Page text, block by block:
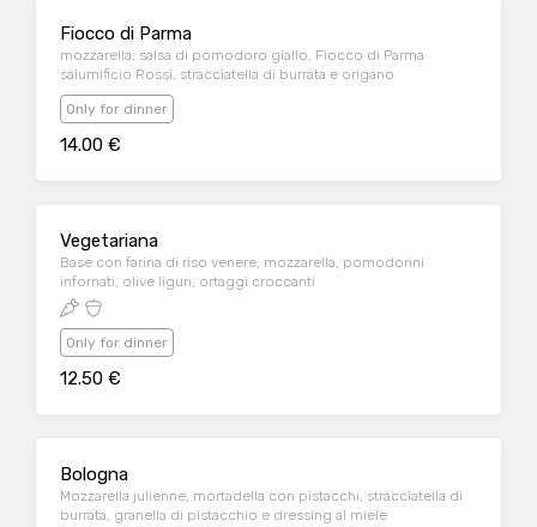
Fiocco di Parma
mozzarella, salsa di pomodoro giallo, Fiocco di Parma
salumificio Rossi, stracciatella di burrata e origano
Only for dinner
14.00 €
Vegetariana
Base con farina di riso venere, mozzarella, pomodorini
infornati, olive liguri, ortaggi croccanti
Only for dinner
12.50 €
Bologna
Mozzarella julienne, mortadella con pistacchi, stracciatella di
burrata, granella di pistacchio e dressing al miele